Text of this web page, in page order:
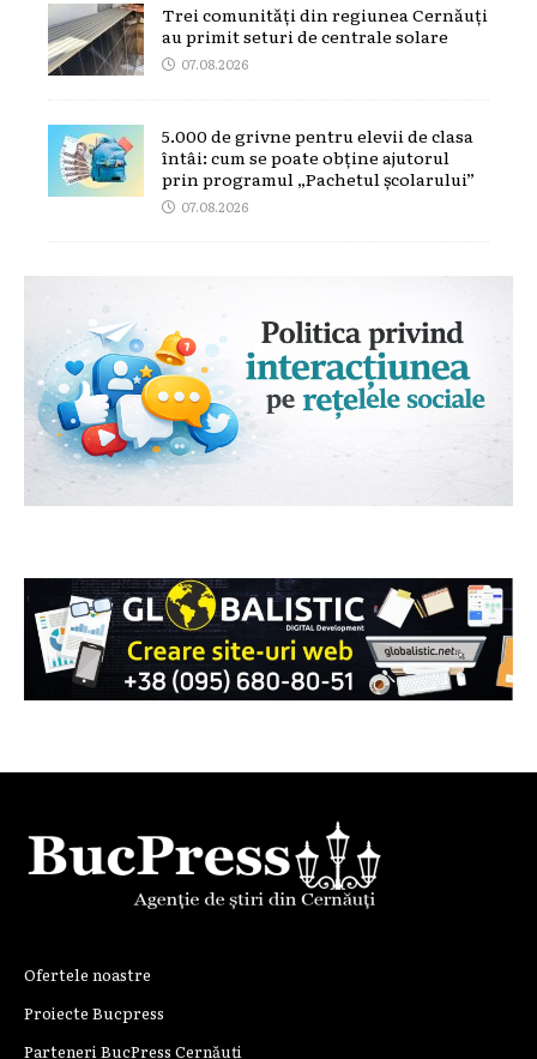
Trei comunități din regiunea Cernăuți
au primit seturi de centrale solare
07.08.2026
5.000 de grivne pentru elevii de clasa
întâi: cum se poate obține ajutorul
prin programul „Pachetul școlarului”
07.08.2026
Ofertele noastre
Proiecte Bucpress
Parteneri BucPress Cernăuți